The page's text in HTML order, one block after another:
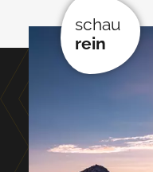
schau
rein